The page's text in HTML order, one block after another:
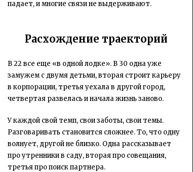
падает, и многие связи не выдерживают.
Расхождение траекторий
В 22 все еще «в одной лодке». В 30 одна уже
замужем с двумя детьми, вторая строит карьеру
в корпорации, третья уехала в другой город,
четвертая развелась и начала жизнь заново.
У каждой свой темп, свои заботы, свои темы.
Разговаривать становится сложнее. То, что одну
волнует, другой не близко. Одна рассказывает
про утренники в саду, вторая про совещания,
третья про поиск партнера.